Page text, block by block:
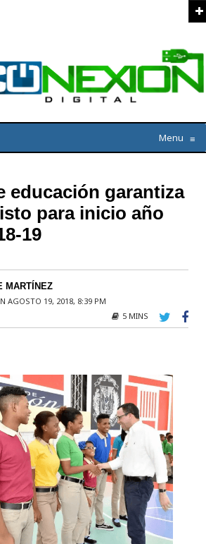
Menu ≡
educación garantiza
para inicio año
19
MARTÍNEZ
AGOSTO 19, 2018, 8:39 PM
5 MINS